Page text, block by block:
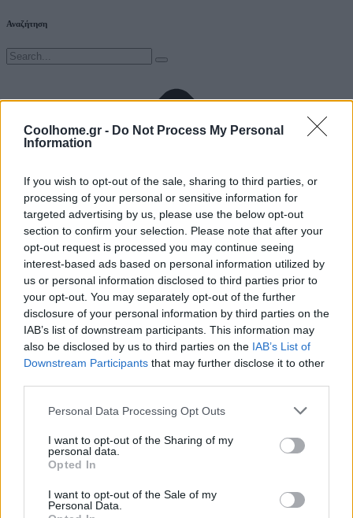
Coolhome.gr - Do Not Process My Personal
Information
If you wish to opt-out of the sale, sharing to third parties, or
processing of your personal or sensitive information for
targeted advertising by us, please use the below opt-out
section to confirm your selection. Please note that after your
opt-out request is processed you may continue seeing
interest-based ads based on personal information utilized by
us or personal information disclosed to third parties prior to
your opt-out. You may separately opt-out of the further
disclosure of your personal information by third parties on the
IAB’s list of downstream participants. This information may
also be disclosed by us to third parties on the IAB’s List of
Downstream Participants that may further disclose it to other
Personal Data Processing Opt Outs
I want to opt-out of the Sharing of my
personal data.
Opted In
I want to opt-out of the Sale of my
Personal Data.
Αναζήτηση
άντρες
Ετικέτα:άντρες